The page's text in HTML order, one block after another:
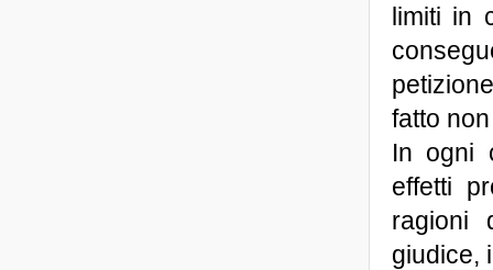
limiti in
fatto
In ogni
effetti
ragioni
giudice,